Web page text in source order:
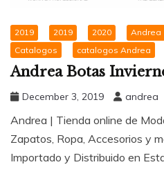
2019 2019 2020 Andrea
Catalogos
catalogos Andrea
Andrea Botas
December 3, 2019 andrea
Andrea | Tienda online de
Zapatos, Ropa, Accesorios y
Importado y Distribuido en